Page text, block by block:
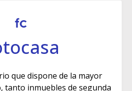
que dispone de la mayor
tanto inmuebles de segunda